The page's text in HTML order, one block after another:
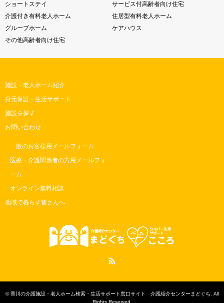
ショートステイ
サービス付高齢者向け住宅
介護付き有料老人ホーム
住居型有料老人ホーム
グループホーム
ケアハウス
その他高齢者向け住宅
施設・老人ホーム紹介
身元保証・生活サポート
施設を探す
お問い合わせ
一般のお客様用メールフォーム
医療・介護関係者の方用メールフォ
ーム
オンライン無料相談
地域で暮らす皆さんへ
©香川の介護施設・老人ホーム検索・生活サポート窓口サイト 介護紹介センターまどぐち. All